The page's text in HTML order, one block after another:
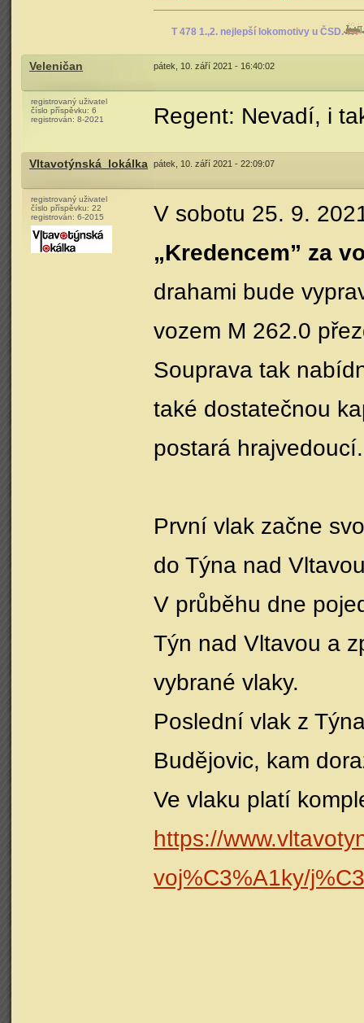
T 478 1.,2. nejlepší lokomotivy u ČSD.
Veleničan pátek, 10. září 2021 - 16:40:02
registrovaný uživatel
číslo příspěvku: 6
registrován: 8-2021 Regent: Nevadí, i
Vltavotýnská_lokálka pátek, 10. září 2021 - 22:09:07
registrovaný uživatel
číslo příspěvku: 22
registrován: 6-2015
V sobotu 25. 9.
„Kredencem” za
drahami bude
vozem M 262.0
Souprava tak
také dostatečnou
postará hrajvedoucí.
První vlak začne
do Týna nad
V průběhu dne
Týn nad Vltavou a
vybrané vlaky.
Poslední vlak z
Budějovic, kam
Ve vlaku platí
https://
voj%C3%A1ky/